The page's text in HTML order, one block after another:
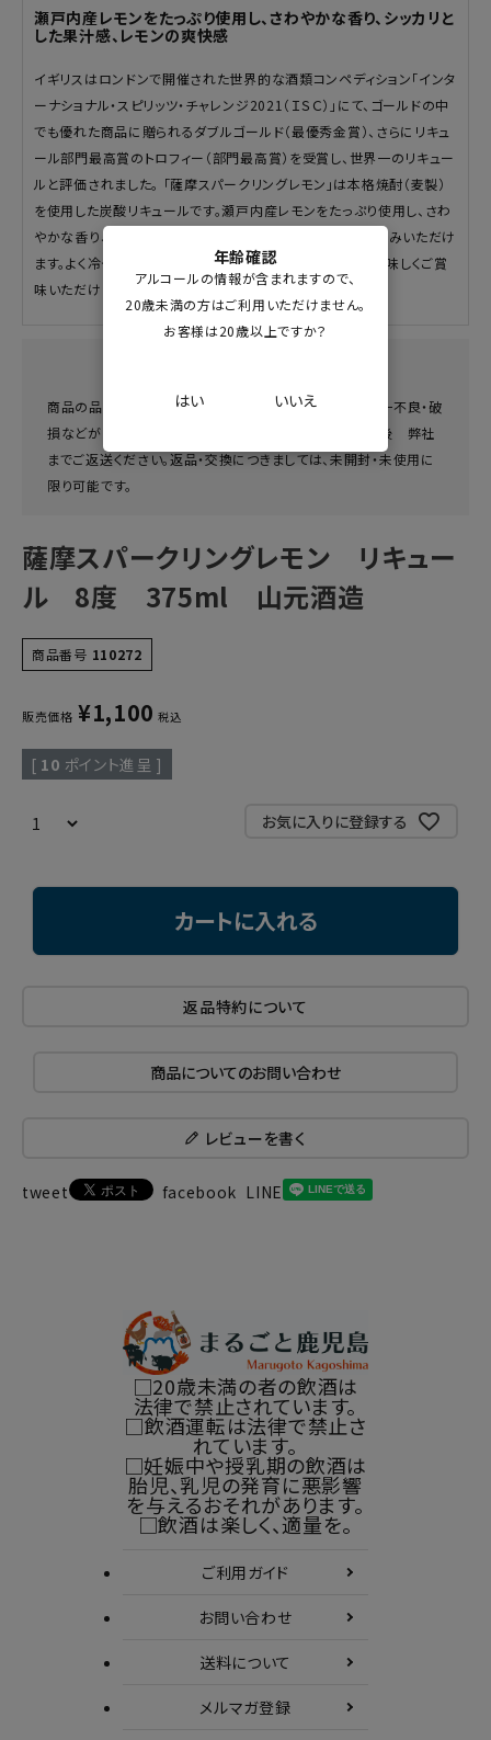
年齢確認
アルコールの情報が含まれますので、
20歳未満の方はご利用いただけません。
お客様は20歳以上ですか？
はい いいえ
瀬戸内産レモンをたっぷり使用し、さわやかな香り、シッカリと
した果汁感、レモンの爽快感
イギリスはロンドンで開催された世界的な酒類コンペディション「インタ
ーナショナル・スピリッツ・チャレンジ2021（ＩＳＣ）」にて、ゴールドの中
でも優れた商品に贈られるダブルゴールド（最優秀金賞）、さらにリキュ
ール部門最高賞のトロフィー（部門最高賞）を受賞し、世界一のリキュー
ルと評価されました。 「薩摩スパークリングレモン」は本格焼酎（麦製）
を使用した炭酸リキュールです。瀬戸内産レモンをたっぷり使用し、さわ
やかな香り、シッカリとした果汁感、レモンの爽快感をお楽しみいただけ
ます。よく冷やして、氷が入ったグラスに注ぐとよりいっそう美味しくご賞
味いただけます。
商品の品質につきましては、万全を期しておりますが、万一不良・破
損などがございましたら、商品到着後、７日以内にご連絡後 弊社
までご返送ください。返品・交換につきましては、未開封・未使用に
限り可能です。
薩摩スパークリングレモン リキュー
ル 8度 375ml 山元酒造
商品番号 110272
販売価格 ¥1,100 税込
[ 10 ポイント進呈 ]
お気に入りに登録する
カートに入れる
返品特約について
商品についてのお問い合わせ
レビューを書く
tweet facebook LINE
□20歳未満の者の飲酒は
法律で禁止されています。
□飲酒運転は法律で禁止さ
れています。
□妊娠中や授乳期の飲酒は
胎児、乳児の発育に悪影響
を与えるおそれがあります。
□飲酒は楽しく、適量を。
ご利用ガイド
お問い合わせ
送料について
メルマガ登録